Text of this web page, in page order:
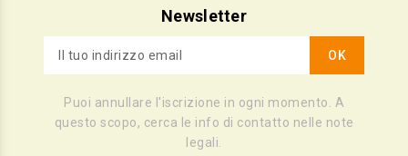
Newsletter
Puoi annullare l'iscrizione in ogni momento. A
questo scopo, cerca le info di contatto nelle note
legali.